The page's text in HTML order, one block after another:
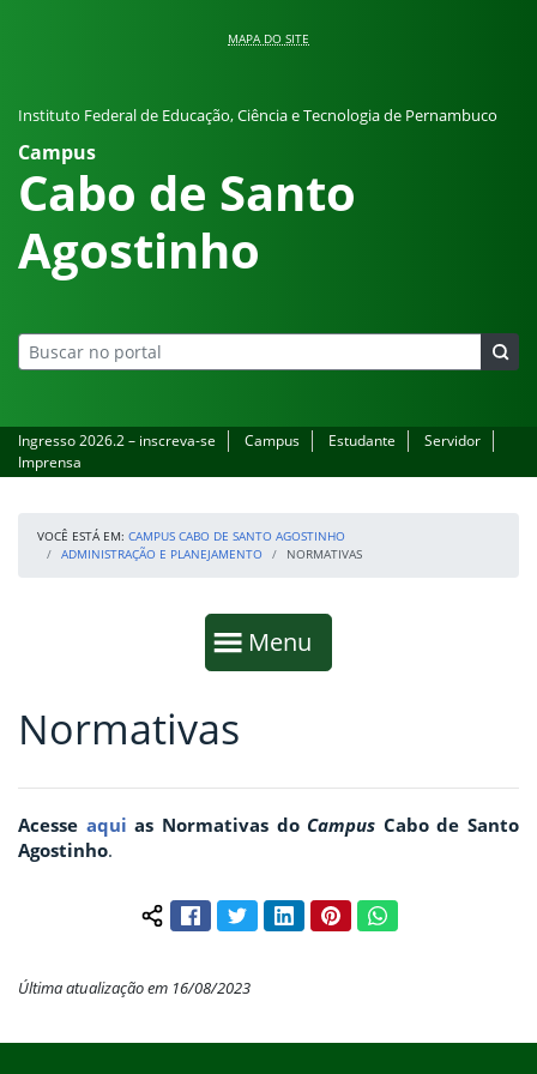
MAPA DO SITE
Instituto Federal de Educação, Ciência e Tecnologia de Pernambuco
Campus
Cabo de Santo
Agostinho
Ingresso 2026.2 – inscreva-se Campus Estudante
Servidor
Imprensa
VOCÊ ESTÁ EM: CAMPUS CABO DE SANTO AGOSTINHO
ADMINISTRAÇÃO E PLANEJAMENTO
NORMATIVAS
Mostrar
Menu
Fim da navegação
Início do conteúdo
Normativas
Acesse aquias Normativas do Campus Cabo de Santo
Agostinho.
Compartilhar conteúdo:
FacebookTwitterLinkedInPinterestWhatsApp
Última atualização em 16/08/2023